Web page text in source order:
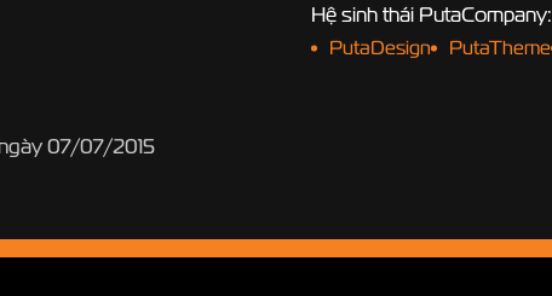
07/07/2015
Hệ sinh thái PutaCompany:
PutaDesign PutaTheme